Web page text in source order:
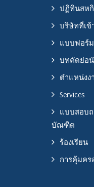
ปฏิทินสห
บริษัทที่เข้
แบบฟอร์ม
บทคัดย่อ
ตำแหน่งง
Services
แบบสอบ
บัณฑิต
ร้องเรียน
การคุ้มค